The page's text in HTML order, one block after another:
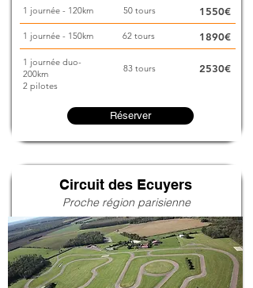
1 journée - 120km 50 tours 1550€
1 journée - 150km 62 tours 1890€
1 journée duo-
200km
2 pilotes
83 tours 2530€
Réserver
Circuit des Ecuyers
Proche région parisienne